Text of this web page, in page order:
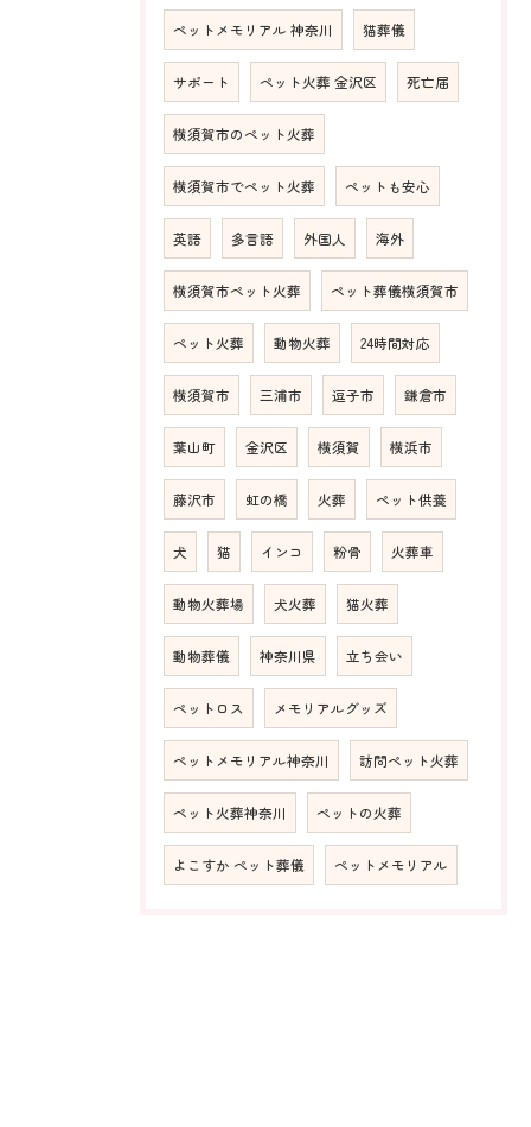
ペットメモリアル 神奈川 猫葬儀
サポート ペット火葬 金沢区 死亡届
横須賀市のペット火葬
横須賀市でペット火葬 ペットも安心
英語 多言語 外国人 海外
横須賀市ペット火葬 ペット葬儀横須賀市
ペット火葬 動物火葬 24時間対応
横須賀市 三浦市 逗子市 鎌倉市
葉山町 金沢区 横須賀 横浜市
藤沢市 虹の橋 火葬 ペット供養
犬 猫 インコ 粉骨 火葬車
動物火葬場 犬火葬 猫火葬
動物葬儀 神奈川県 立ち会い
ペットロス メモリアルグッズ
ペットメモリアル神奈川 訪問ペット火葬
ペット火葬神奈川 ペットの火葬
よこすか ペット葬儀 ペットメモリアル